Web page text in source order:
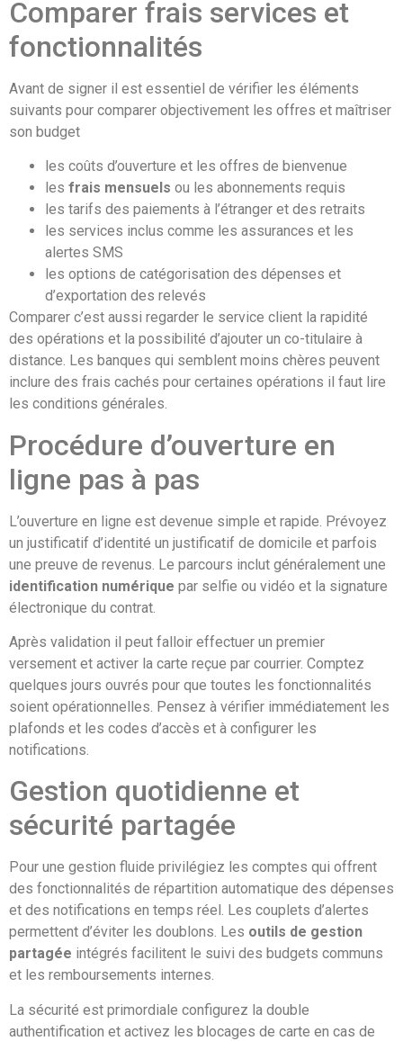
Comparer frais services et
fonctionnalités
Avant de signer il est essentiel de vérifier les éléments
suivants pour comparer objectivement les offres et maîtriser
son budget
les coûts d’ouverture et les offres de bienvenue
les frais mensuels ou les abonnements requis
les tarifs des paiements à l’étranger et des retraits
les services inclus comme les assurances et les
alertes SMS
les options de catégorisation des dépenses et
d’exportation des relevés
Comparer c’est aussi regarder le service client la rapidité
des opérations et la possibilité d’ajouter un co-titulaire à
distance. Les banques qui semblent moins chères peuvent
inclure des frais cachés pour certaines opérations il faut lire
les conditions générales.
Procédure d’ouverture en
ligne pas à pas
L’ouverture en ligne est devenue simple et rapide. Prévoyez
un justificatif d’identité un justificatif de domicile et parfois
une preuve de revenus. Le parcours inclut généralement une
identification numérique par selfie ou vidéo et la signature
électronique du contrat.
Après validation il peut falloir effectuer un premier
versement et activer la carte reçue par courrier. Comptez
quelques jours ouvrés pour que toutes les fonctionnalités
soient opérationnelles. Pensez à vérifier immédiatement les
plafonds et les codes d’accès et à configurer les
notifications.
Gestion quotidienne et
sécurité partagée
Pour une gestion fluide privilégiez les comptes qui offrent
des fonctionnalités de répartition automatique des dépenses
et des notifications en temps réel. Les couplets d’alertes
permettent d’éviter les doublons. Les outils de gestion
partagée intégrés facilitent le suivi des budgets communs
et les remboursements internes.
La sécurité est primordiale configurez la double
authentification et activez les blocages de carte en cas de